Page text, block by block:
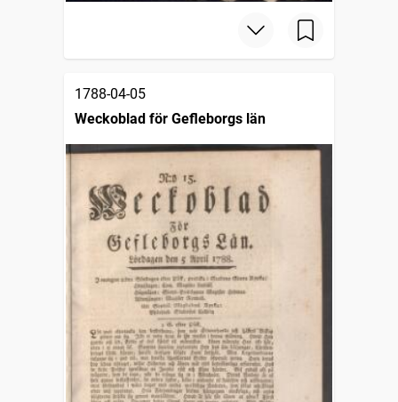
1788-04-05
Weckoblad för Gefleborgs län